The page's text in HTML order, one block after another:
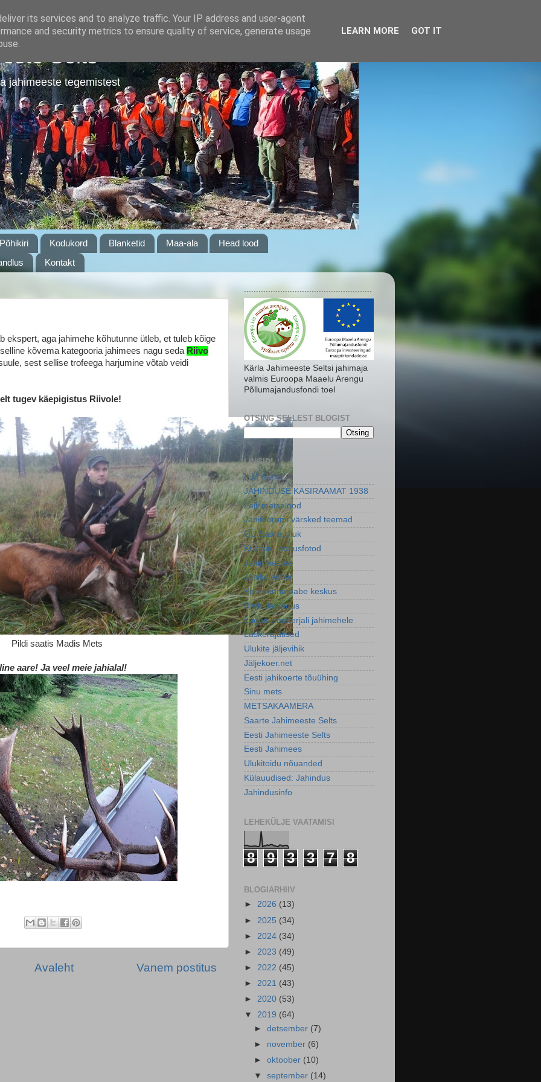
Selts
jahimeeste tegemistest
Põhikiri Kodukord Blanketid Maa-ala
Head lood
Kontakt
ekspert, aga jahimehe kõhutunne ütleb, et tuleb kõige
kõvema kategooria jahimees nagu seda Riivo
sest sellise trofeega harjumine võtab veidi
tugev käepigistus Riivole!
Pildi saatis Madis Mets
aare! Ja veel meie jahialal!
Vanem postitus
Avaleht
.....................................................
Kärla Jahimeeste Seltsi jahimaja
valmis Euroopa Maaelu Arengu
Põllumajandusfondi toel
OTSING SELLEST BLOGIST
LINGID
ILM Kärlal
JAHINDUSE KÄSIRAAMAT 1938
Leili metsalood
Jahifoorumi värsked teemad
OÜ Saare Uluk
Kristjani loodusfotod
Jahimees.ee
Jahikalender
Keskkonnateabe keskus
RMK Jahindus
Lugemismaterjali jahimehele
Laskerajatised
Ulukite jäljevihik
Jäljekoer.net
Eesti jahikoerte tõuühing
Sinu mets
METSAKAAMERA
Saarte Jahimeeste Selts
Eesti Jahimeeste Selts
Eesti Jahimees
Ulukitoidu nõuanded
Külauudised: Jahindus
Jahindusinfo
LEHEKÜLJE VAATAMISI
8 9 3 3 7 8
BLOGIARHIIV
► 2026 (13)
► 2025 (34)
► 2024 (34)
► 2023 (49)
► 2022 (45)
► 2021 (43)
► 2020 (53)
▼ 2019 (64)
►detsember (7)
► november (6)
►oktoober (10)
▼september (14)
its services and to analyze traffic. Your IP address and user-agent
and security metrics to ensure quality of service, generate usage
LEARN MORE GOT IT